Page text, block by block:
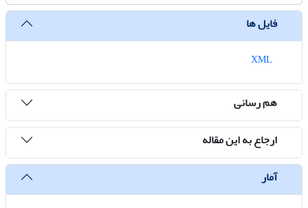
فایل ها
هم رسانی
ارجاع به این مقاله
آمار